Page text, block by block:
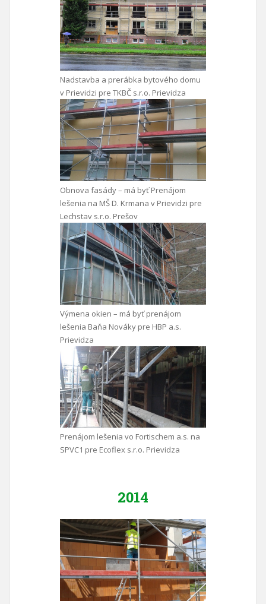
Nadstavba a prerábka bytového domu
v Prievidzi pre TKBČ s.r.o. Prievidza
Obnova fasády – má byť Prenájom
lešenia na MŠ D. Krmana v Prievidzi pre
Lechstav s.r.o. Prešov
Výmena okien – má byť prenájom
lešenia Baňa Nováky pre HBP a.s.
Prievidza
Prenájom lešenia vo Fortischem a.s. na
SPVC1 pre Ecoflex s.r.o. Prievidza
2014